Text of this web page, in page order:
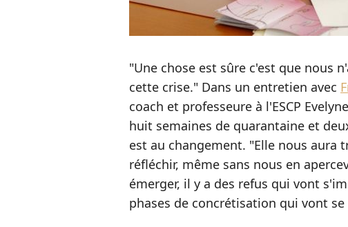
"Une chose est sûre c'est que nous
cette crise." Dans un entretien avec
coach et professeure à l'ESCP
huit semaines de quarantaine et
est au changement. "Elle nous aura
réfléchir, même sans nous en
émerger, il y a des refus qui vont
phases de concrétisation qui vont